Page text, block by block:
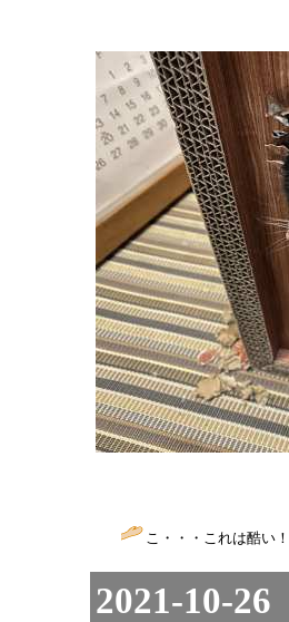
こ・・・これは酷い
2021-10-